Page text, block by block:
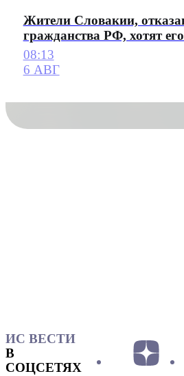
Жители Словакии,
гражданства РФ, хотят
08:13
6 АВГ
ИС ВЕСТИ
В
СОЦСЕТЯХ